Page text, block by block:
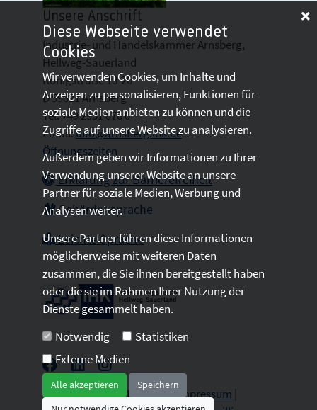
Unsere Anschrift
Industrie- und Handelskammer Arnsberg,
Hellweg-Sauerland
Königstraße 18-20
D 59821 Arnsberg
Tel: +49 2931 878 0
Email:info@arnsberg.ihk.de
Öffnungszeiten
Erklärung zur Barrierefreiheit
Gebärdensprache
Leichte Sprache
2026 © All Rights Reserved.Impressum
Diese Webseite verwendet
Cookies
Wir verwenden Cookies, um Inhalte und
Anzeigen zu personalisieren, Funktionen für
soziale Medien anbieten zu können und die
Zugriffe auf unsere Website zu analysieren.
Außerdem geben wir Informationen zu Ihrer
Verwendung unserer Website an unsere
Partner für soziale Medien, Werbung und
Analysen weiter.
Unsere Partner führen diese Informationen
möglicherweise mit weiteren Daten
zusammen, die Sie ihnen bereitgestellt haben
oder die sie im Rahmen Ihrer Nutzung der
Dienste gesammelt haben.
Notwendig
Statistiken
Externe Medien
Alle akzeptieren
Speichern